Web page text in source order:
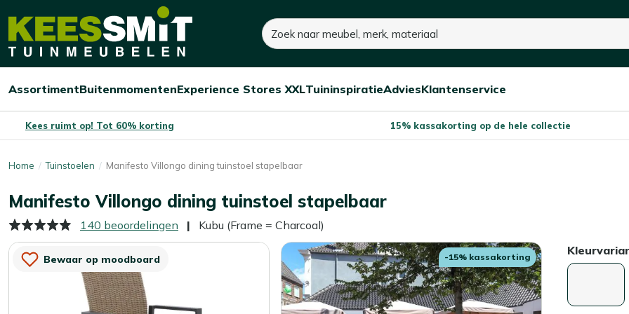
Kees
Tuinmeubelen
Zoeken
Open/sluit
Assortiment
Open/sluit
Buitenmomenten
Open/sluit
Experience Stores XXL
Open/sluit
Tuininspiratie
Open/sluit
Advies
Open/sluit
Klantenservice
Kees ruimt op! Tot 60% korting 15% kassakorting op de hele collectie
Home Tuinstoelen Manifesto Villongo dining tuinstoel stapelbaar
Manifesto Villongo dining tuinstoel stapelbaar
Kubu (Frame = Charcoal)
140 beoordelingen
Bewaar op moodboard -15% kassakorting
105,-